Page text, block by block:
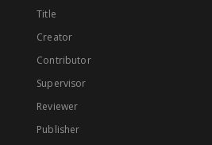
Title
Creator
Contributor
Supervisor
Reviewer
Publisher